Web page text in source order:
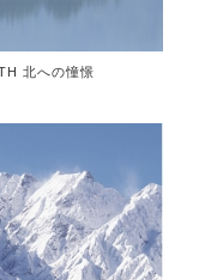
北への憧憬